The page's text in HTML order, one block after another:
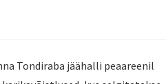
Tondiraba jäähalli peaareenil